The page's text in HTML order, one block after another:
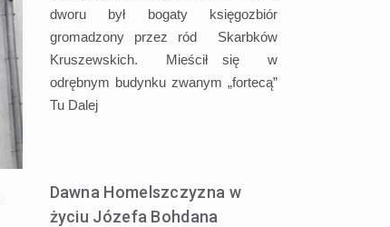
dworu był bogaty księgozbiór
gromadzony przez ród Skarbków
Kruszewskich. Mieścił się w
odrębnym budynku zwanym „fortecą”
Tu Dalej
Dawna Homelszczyzna w
życiu Józefa Bohdana